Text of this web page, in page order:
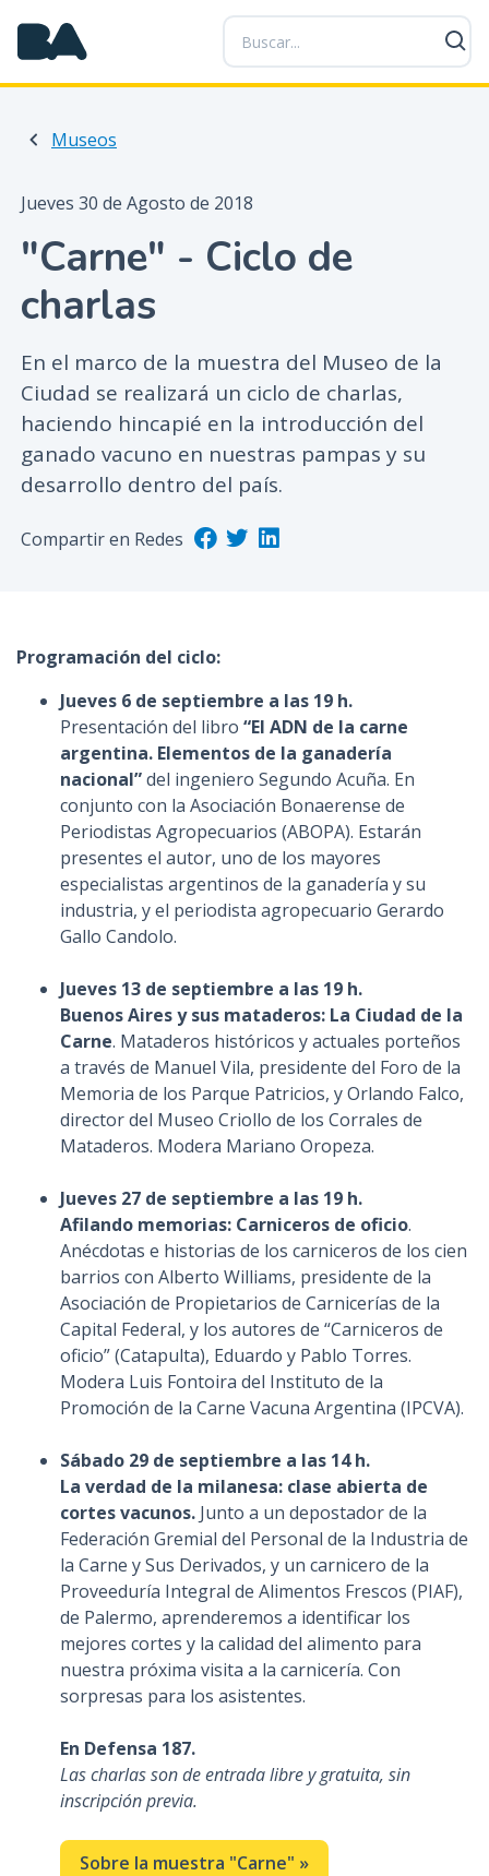
P
a
s
a
c
n
t
i
o
p
r
i
c
Museos
Jueves 30 de Agosto de 2018
"Carne" - Ciclo de
charlas
En el marco de la muestra del Museo de la
Ciudad se realizará un ciclo de charlas,
haciendo hincapié en la introducción del
ganado vacuno en nuestras pampas y su
desarrollo dentro del país.
Compartir en Redes
Programación del ciclo:
Jueves 6 de septiembre a las 19 h.
Presentación del libro “El ADN de la carne
argentina. Elementos de la ganadería
nacional”del ingeniero Segundo Acuña. En
conjunto con la Asociación Bonaerense de
Periodistas Agropecuarios (ABOPA). Estarán
presentes el autor, uno de los mayores
especialistas argentinos de la ganadería y su
industria, y el periodista agropecuario Gerardo
Gallo Candolo.
Jueves 13 de septiembre a las 19 h.
Buenos Aires y sus mataderos: La Ciudad de la
Carne. Mataderos históricos y actuales porteños
a través de Manuel Vila, presidente del Foro de la
Memoria de los Parque Patricios, y Orlando Falco,
director del Museo Criollo de los Corrales de
Mataderos. Modera Mariano Oropeza.
Jueves 27 de septiembre a las 19 h.
Afilando memorias: Carniceros de oficio.
Anécdotas e historias de los carniceros de los cien
barrios con Alberto Williams, presidente de la
Asociación de Propietarios de Carnicerías de la
Capital Federal, y los autores de “Carniceros de
oficio” (Catapulta), Eduardo y Pablo Torres.
Modera Luis Fontoira del Instituto de la
Promoción de la Carne Vacuna Argentina (IPCVA).
Sábado 29 de septiembre a las 14 h.
La verdad de la milanesa: clase abierta de
cortes vacunos. Junto a un depostador de la
Federación Gremial del Personal de la Industria de
la Carne y Sus Derivados, y un carnicero de la
Proveeduría Integral de Alimentos Frescos (PIAF),
de Palermo, aprenderemos a identificar los
mejores cortes y la calidad del alimento para
nuestra próxima visita a la carnicería. Con
sorpresas para los asistentes.
En Defensa 187.
Las charlas son de entrada libre y gratuita, sin
inscripción previa.
Sobre la muestra "Carne" »